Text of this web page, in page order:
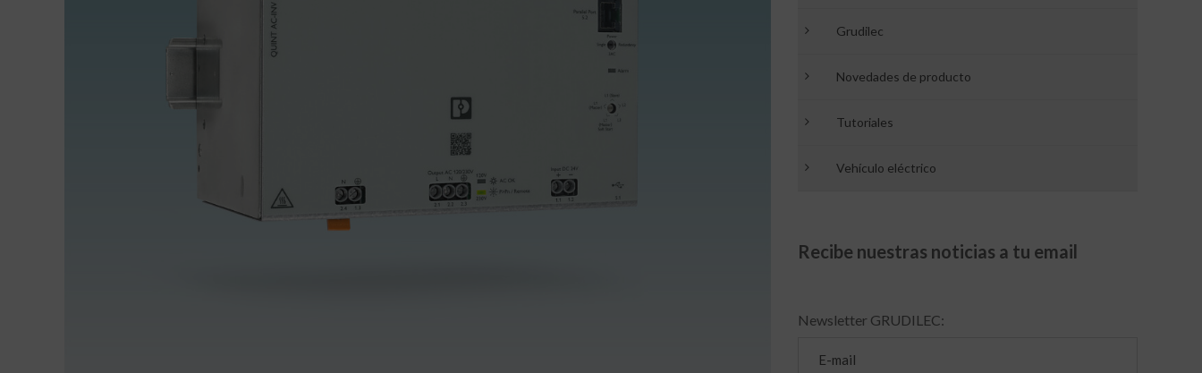
Grudilec
Novedades de producto
Tutoriales
Vehículo eléctrico
Recibe nuestras noticias a tu email
Newsletter GRUDILEC: